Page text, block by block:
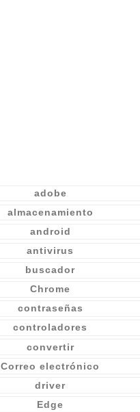
adobe
almacenamiento
android
antivirus
buscador
Chrome
contraseñas
controladores
convertir
Correo electrónico
driver
Edge